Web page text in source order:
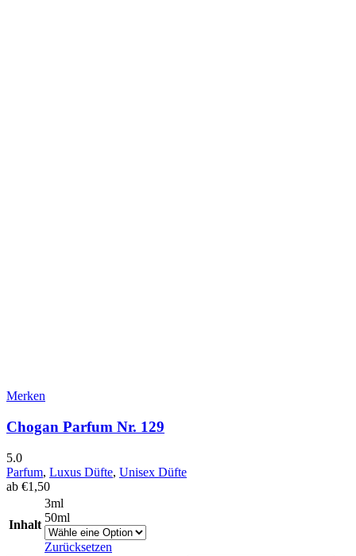
Merken
Chogan Parfum Nr. 129
5.0
Parfum, Luxus Düfte, Unisex Düfte
ab €1,50
Inhalt
3ml
50ml
Zurücksetzen